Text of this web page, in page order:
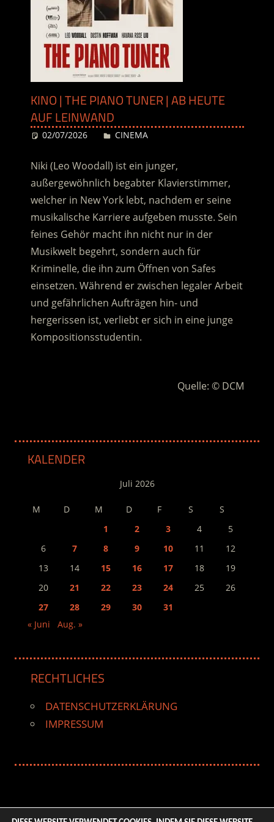
KINO | THE PIANO TUNER | AB HEUTE
AUF LEINWAND
02/07/2026 Desiree
CINEMA
Niki (Leo Woodall) ist ein junger,
außergewöhnlich begabter Klavierstimmer,
welcher in New York lebt, nachdem er seine
musikalische Karriereaufgeben musste. Sein
feines Gehör macht ihn nicht nur in der
Musikwelt begehrt, sondern auch für
Kriminelle, die ihn zum Öffnen von Safes
einsetzen. Während er zwischen legaler Arbeit
und gefährlichen Aufträgen hin- und
hergerissen ist, verliebt er sich in eine junge
Kompositionsstudentin.
Quelle: © DCM
KALENDER
Juli 2026
M D M D F S
S
1
2 3 4
5
6
7 8 9 10 11
12
13
14 15 16 17 18
19
20
21 22 23 24 25
26
27
28 29 30
31
« Juni
Aug. »
RECHTLICHES
DATENSCHUTZERKLÄRUNG
IMPRESSUM